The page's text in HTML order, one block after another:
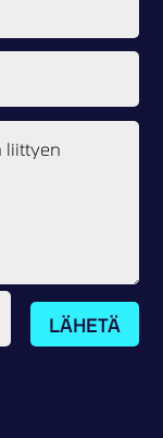
LÄHETÄ